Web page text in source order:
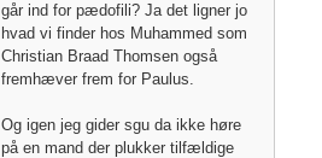
går ind for pædofili? Ja det ligner jo
hvad vi finder hos Muhammed som
Christian Braad Thomsen også
fremhæver frem for Paulus.
Og igen jeg gider sgu da ikke høre
på en mand der plukker tilfældige